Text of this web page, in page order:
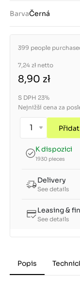
BarvaČerná
399 people
7,24 zł netto
8,90 zł
S DPH 23%
Nejnižší cena za
K dispozici
1930 pieces
Delivery
See details
Leasing &
See details
Popis